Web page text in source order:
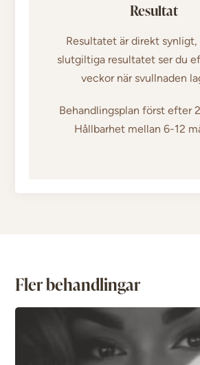
Resultat
Resultatet är direkt
slutgiltiga resultatet ser du
veckor när svullnaden
Behandlingsplan först efter
Hållbarhet mellan 6-12
Fler behandlingar